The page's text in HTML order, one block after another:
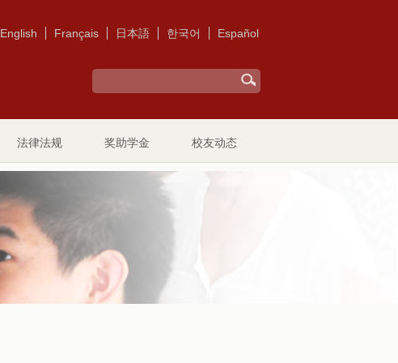
English Français 日本語 한국어 Español
法律法规 奖助学金 校友动态